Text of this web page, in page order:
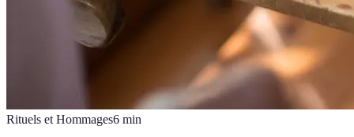
Rituels et Hommages6 min